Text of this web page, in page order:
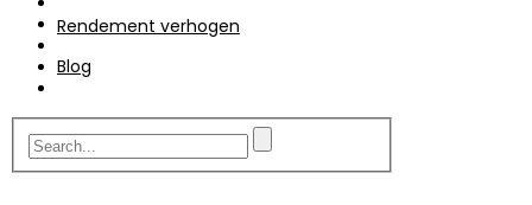
Rendement verhogen
Blog